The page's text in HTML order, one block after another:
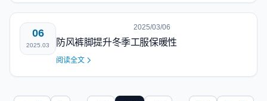
06
2025.03
2025/03/06
防风裤脚提升冬季工服保暖性
阅读全文